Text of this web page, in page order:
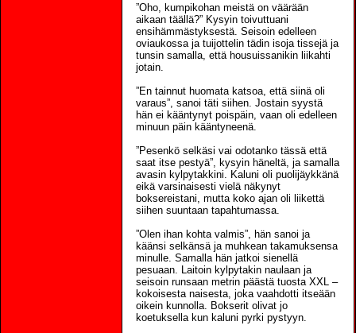
”Oho, kumpikohan meistä on väärään
aikaan täällä?” Kysyin toivuttuani
ensihämmästyksestä. Seisoin edelleen
oviaukossa ja tuijottelin tädin isoja tissejä ja
tunsin samalla, että housuissanikin liikahti
jotain.
”En tainnut huomata katsoa, että siinä oli
varaus”, sanoi täti siihen. Jostain syystä
hän ei kääntynyt poispäin, vaan oli edelleen
minuun päin kääntyneenä.
”Pesenkö selkäsi vai odotanko tässä että
saat itse pestyä”, kysyin häneltä, ja samalla
avasin kylpytakkini. Kaluni oli puolijäykkänä
eikä varsinaisesti vielä näkynyt
boksereistani, mutta koko ajan oli liikettä
siihen suuntaan tapahtumassa.
”Olen ihan kohta valmis”, hän sanoi ja
käänsi selkänsä ja muhkean takamuksensa
minulle. Samalla hän jatkoi sienellä
pesuaan. Laitoin kylpytakin naulaan ja
seisoin runsaan metrin päästä tuosta XXL –
kokoisesta naisesta, joka vaahdotti itseään
oikein kunnolla. Bokserit olivat jo
koetuksella kun kaluni pyrki pystyyn.